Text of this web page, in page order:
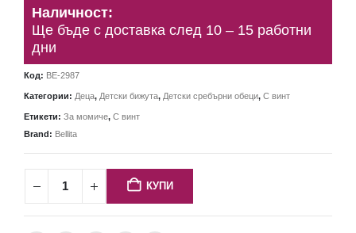
Наличност:
Ще бъде с доставка след 10 – 15 работни
дни
Код: BE-2987
Категории: Деца, Детски бижута, Детски сребърни обеци, С винт
Етикети: За момиче, С винт
Brand: Bellita
КУПИ